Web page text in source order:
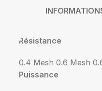
Résistance
0.4 Mesh 0.6 Mesh
Puissance